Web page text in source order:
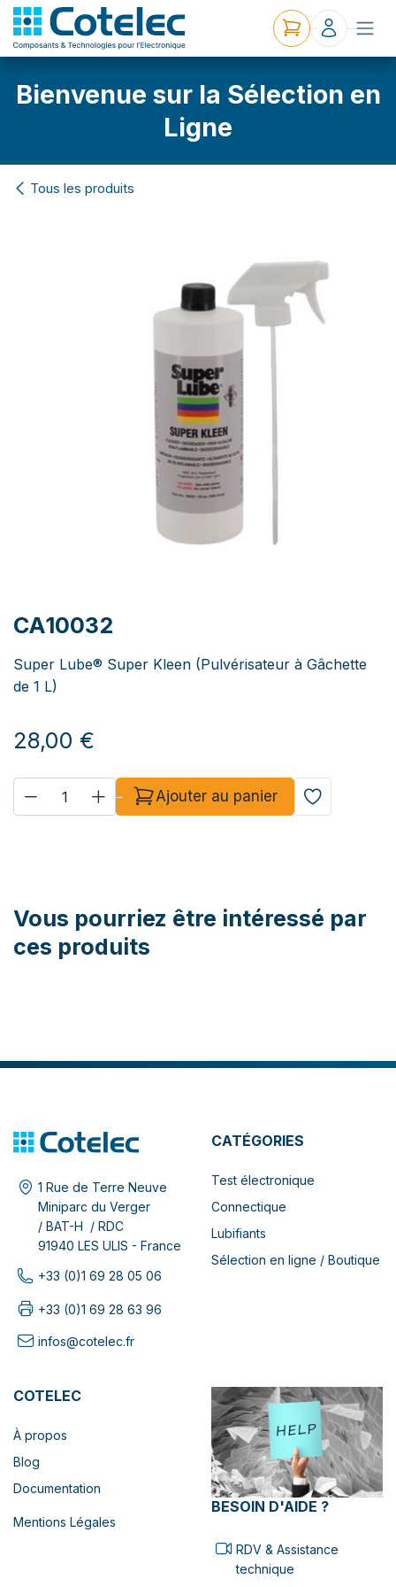
Bienvenue sur la Sélection en
Ligne
Tous les produits
CA10032
Super Lube® Super Kleen (Pulvérisateur à Gâchette
de 1 L)
28,00 €
Ajouter au panier
Vous pourriez être intéressé par
ces produits
1 Rue de Terre Neuve
Miniparc du Verger
/ BAT-H / RDC
91940 LES ULIS - France
+33 (0)1 69 28 05 06
+33 (0)1 69 28 63 96
infos@cotelec.fr
CATÉGORIES
Test électronique
Connectique
Lubifiants
Sélection en ligne / Boutique
COTELEC
À propos
Blog
Documentation
Mentions Légales
BESOIN D'AIDE ?
RDV & Assistance
technique